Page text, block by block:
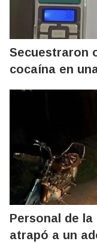
Secuestraron
cocaína en
Personal de la
atrapó a un